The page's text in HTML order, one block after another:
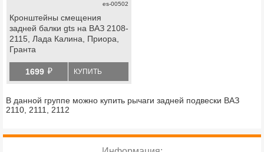
es-00502
Кронштейны смещения
задней балки gts на ВАЗ 2108-
2115, Лада Калина, Приора,
Гранта
1699 й КУПИТЬ
В данной группе можно купить рычаги задней подвески ВАЗ
2110, 2111, 2112